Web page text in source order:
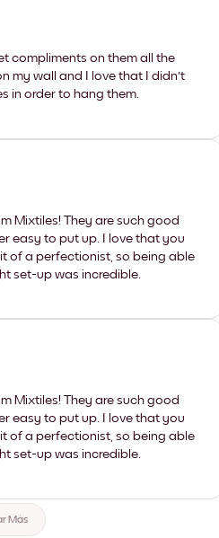
compliments on them all the
my wall and I love that I didn't
in order to hang them.
Mixtiles! They are such good
easy to put up. I love that you
of a perfectionist, so being able
set-up was incredible.
Mixtiles! They are such good
easy to put up. I love that you
of a perfectionist, so being able
set-up was incredible.
Más